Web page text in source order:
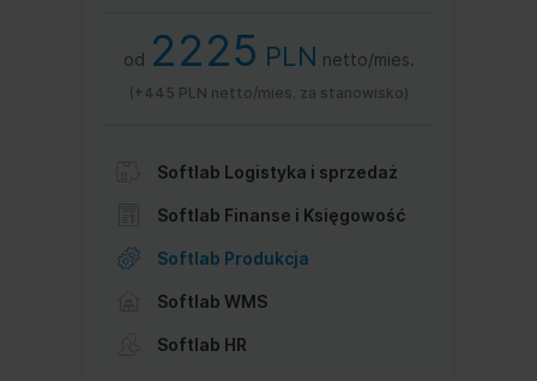
od 2225 PLN netto/mies.
(+445 PLN netto/mies. za stanowisko)
Softlab Logistyka i sprzedaż
Softlab Finanse i Księgowość
Softlab Produkcja
Softlab WMS
Softlab HR